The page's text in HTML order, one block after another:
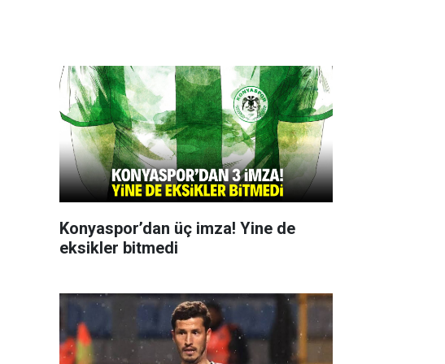
Konyaspor’dan üç imza! Yine de
eksikler bitmedi